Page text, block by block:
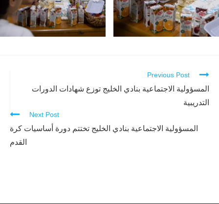
Continue
Reading
Previous Post
المسؤولية الاجتماعية بنادي الخليج توزع شهادات الدورات
التدريبية
Next Post
المسؤولية الاجتماعية بنادي الخليج تختتم دورة أساسيات كرة
القدم